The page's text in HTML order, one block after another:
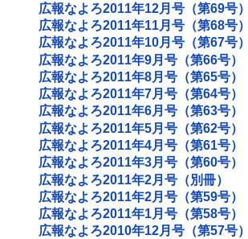
広報なよろ2011年12月号（第69号）
広報なよろ2011年11月号（第68号）
広報なよろ2011年10月号（第67号）
広報なよろ2011年9月号（第66号）
広報なよろ2011年8月号（第65号）
広報なよろ2011年7月号（第64号）
広報なよろ2011年6月号（第63号）
広報なよろ2011年5月号（第62号）
広報なよろ2011年4月号（第61号）
広報なよろ2011年3月号（第60号）
広報なよろ2011年2月号（別冊）
広報なよろ2011年2月号（第59号）
広報なよろ2011年1月号（第58号）
広報なよろ2010年12月号（第57号）